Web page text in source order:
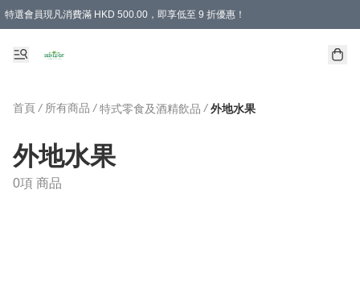
特選會員現凡消費滿 HKD 500.00，即享低至 9 折優惠！
首頁 / 所有商品 / 特式零食及酒精飲品 / 外地水果
外地水果
0項 商品